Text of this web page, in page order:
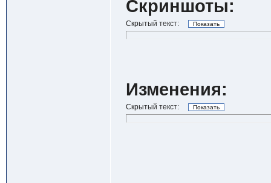
Скриншоты:
Скрытый текст:
Изменения:
Скрытый текст: